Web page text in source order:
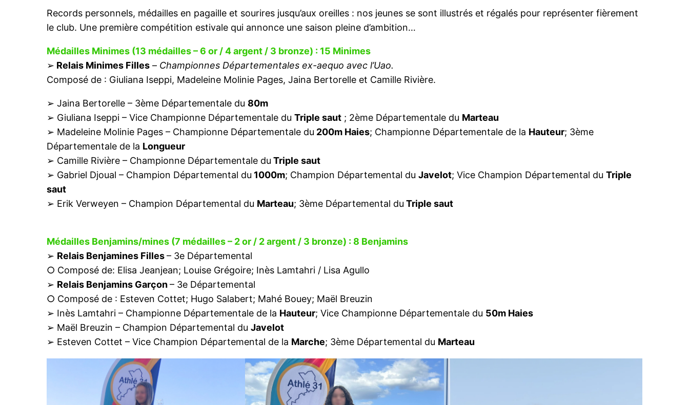
Records personnels, médailles en pagaille et sourires jusqu’aux oreilles : nos jeunes se sont illustrés et régalés pour représenter fièrement
le club. Une première compétition estivale qui annonce une saison pleine d’ambition…
Médailles Minimes (13 médailles – 6 or / 4 argent / 3 bronze) : 15 Minimes
➢ Relais Minimes Filles – Championnes Départementales ex-aequo avec l’Uao.
Composé de : Giuliana Iseppi, Madeleine Molinie Pages, Jaina Bertorelle et Camille Rivière.
➢ Jaina Bertorelle – 3ème Départementale du 80m
➢ Giuliana Iseppi – Vice Championne Départementale duTriple saut ; 2ème Départementale du Marteau
➢ Madeleine Molinie Pages – Championne Départementale du 200m Haies; Championne Départementale de la Hauteur; 3ème
Départementale de la Longueur
➢ Camille Rivière – Championne Départementale du Triple saut
➢ Gabriel Djoual – Champion Départemental du 1000m; Champion Départemental duJavelot; Vice Champion Départemental duTriple
saut
➢ Erik Verweyen – Champion Départemental du Marteau; 3ème Départemental du Triple saut
Médailles Benjamins/mines (7 médailles – 2 or / 2 argent / 3 bronze) : 8 Benjamins
➢ Relais Benjamines Filles– 3e Départemental
○ Composé de: Elisa Jeanjean; Louise Grégoire; Inès Lamtahri / Lisa Agullo
➢ Relais Benjamins Garçon– 3e Départemental
○ Composé de : Esteven Cottet; Hugo Salabert; Mahé Bouey; Maël Breuzin
➢ Inès Lamtahri – Championne Départementale de la Hauteur; Vice Championne Départementale du 50m Haies
➢ Maël Breuzin – Champion Départemental duJavelot
➢ Esteven Cottet – Vice Champion Départemental de la Marche; 3ème Départemental du Marteau